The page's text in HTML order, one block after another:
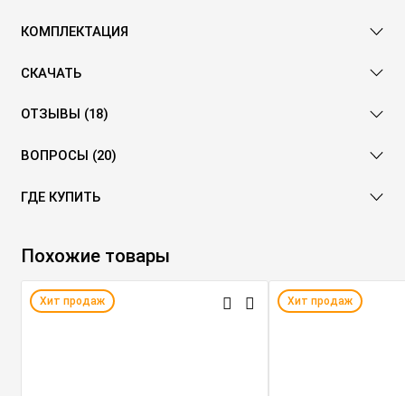
КОМПЛЕКТАЦИЯ
СКАЧАТЬ
ОТЗЫВЫ (18)
ВОПРОСЫ (20)
ГДЕ КУПИТЬ
Похожие товары
Хит продаж Хит продаж